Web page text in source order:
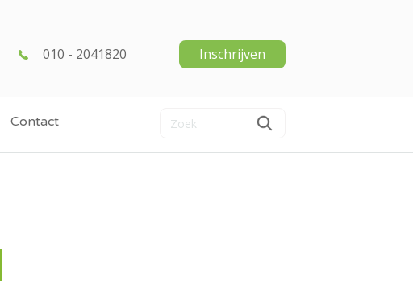
010 - 2041820 Inschrijven
Contact